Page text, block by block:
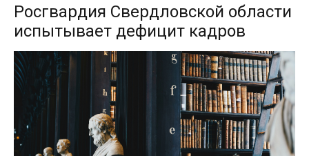
Росгвардия Свердловской области
испытывает дефицит кадров